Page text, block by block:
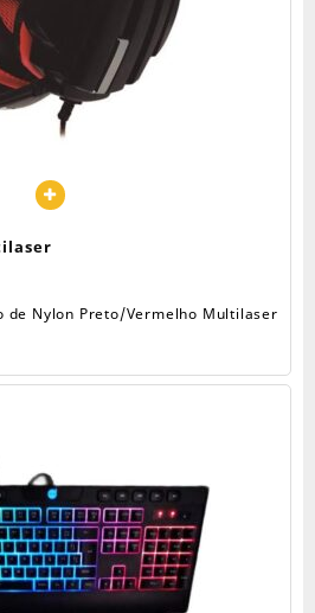
de Nylon Preto/Vermelho Multilaser